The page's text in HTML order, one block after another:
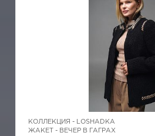
КОЛЛЕКЦИЯ - LOSHADKA
ЖАКЕТ - ВЕЧЕР В ГАГРАХ